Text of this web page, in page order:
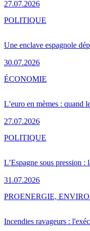
27.07.2026
Une enclave espagnole
30.07.2026
POLITIQUE
L’euro en mèmes : quand
27.07.2026
ÉCONOMIE
L’Espagne sous pression :
31.07.2026
POLITIQUE
Incendies ravageurs :
PROENERGIE,